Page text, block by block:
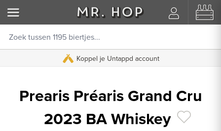
Koppel je Untappd account
Prearis Préaris Grand Cru
2023 BA Whiskey